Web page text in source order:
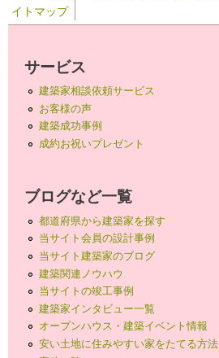
イトマップ
サービス
建築家相談依頼サービス
お客様の声
建築成功事例
成約お祝いプレゼント
ブログなど一覧
都道府県から建築家を探す
当サイト会員の設計事例
当サイト建築家のブログ
建築関連ノウハウ
当サイトの竣工事例
建築家インタビュー一覧
オープンハウス・建築イベント情報
安い土地に住みやすい家をたてる方法